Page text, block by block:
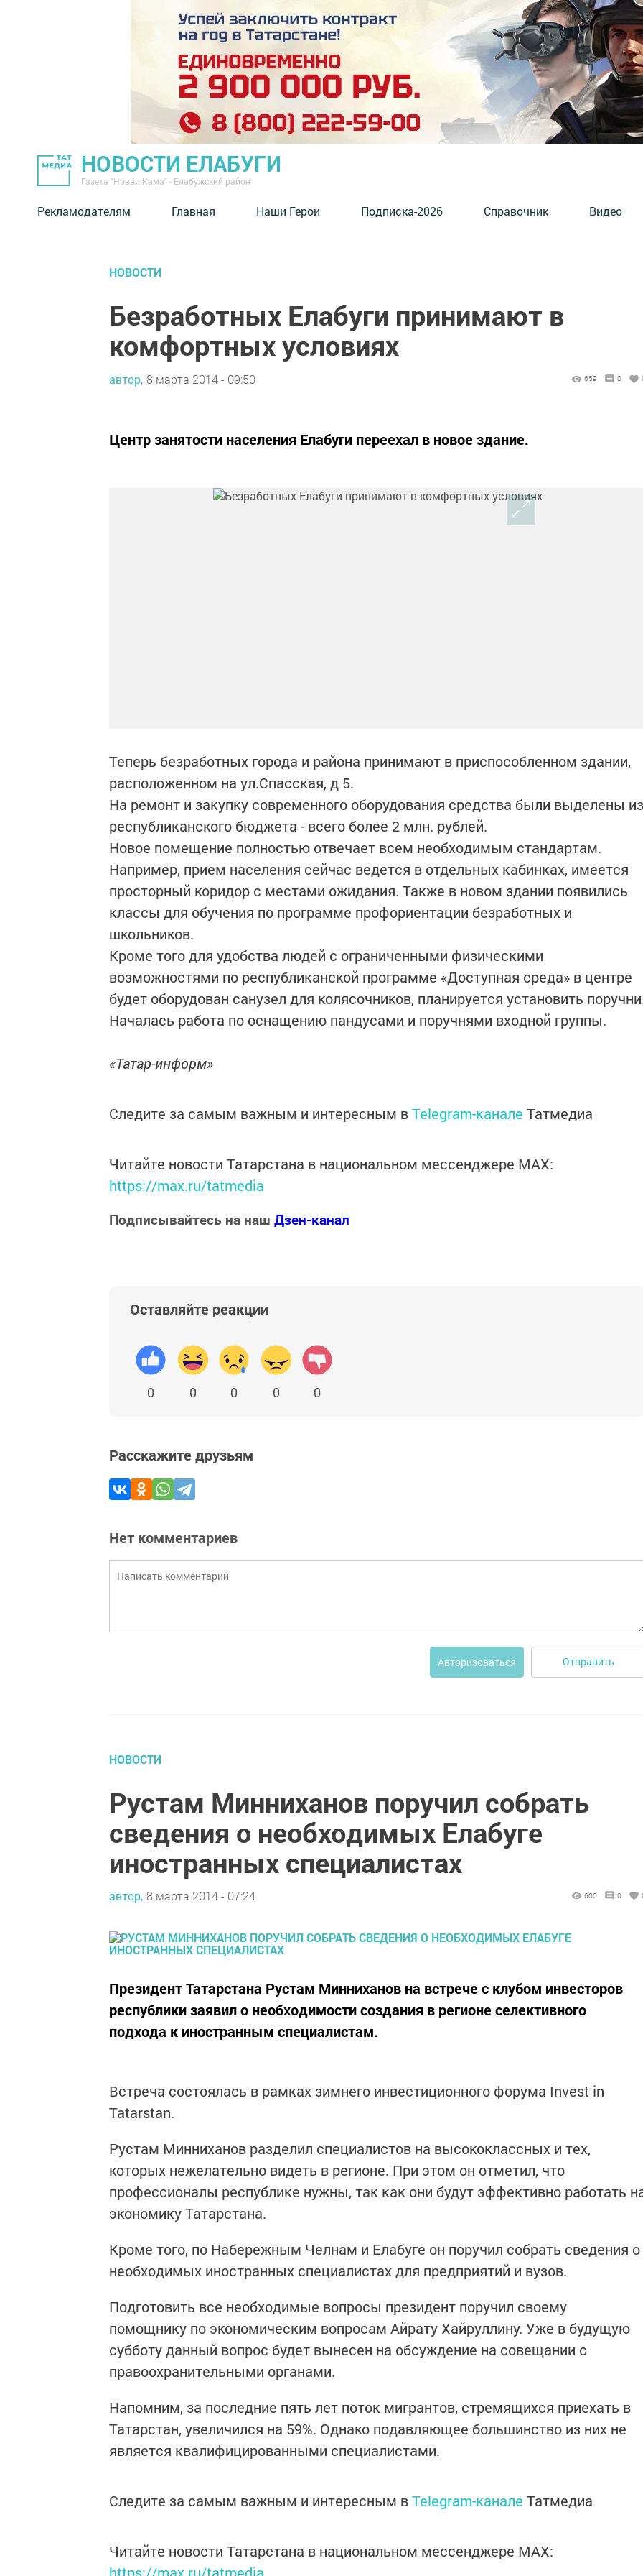
НОВОСТИ ЕЛАБУГИ
Газета "Новая Кама" - Елабужский район
Рекламодателям Главная Наши Герои Подписка-2026 Справочник Видео
НОВОСТИ
Безработных Елабуги принимают в
комфортных условиях
автор, 8 марта 2014 - 09:50 659 0
Центр занятости населения Елабуги переехал в новое здание.
Теперь безработных города и района принимают в приспособленном здании,
расположенном на ул.Спасская, д 5.
На ремонт и закупку современного оборудования средства были выделены из
республиканского бюджета - всего более 2 млн. рублей.
Новое помещение полностью отвечает всем необходимым стандартам.
Например, прием населения сейчас ведется в отдельных кабинках, имеется
просторный коридор с местами ожидания. Также в новом здании появились
классы для обучения по программе профориентации безработных и
школьников.
Кроме того для удобства людей с ограниченными физическими
возможностями по республиканской программе «Доступная среда» в центре
будет оборудован санузел для колясочников, планируется установить
Началась работа по оснащению пандусами и поручнями входной группы.
«Татар-информ»
Следите за самым важным и интересным вTelegram-канале Татмедиа
Читайте новости Татарстана в национальном мессенджере MАХ:
https://max.ru/tatmedia
Подписывайтесь на наш Дзен-канал
Оставляйте реакции
0 0 0 0 0
Расскажите друзьям
Нет комментариев
Авторизоваться Отправить
НОВОСТИ
Рустам Минниханов поручил собрать
сведения о необходимых Елабуге
иностранных специалистах
автор, 8 марта 2014 - 07:24 600 0
Президент Татарстана Рустам Минниханов на встрече с клубом инвесторов
республики заявил о необходимости создания в регионе селективного
подхода к иностранным специалистам.
Встреча состоялась в рамках зимнего инвестиционного форума Invest in
Tatarstan.
Рустам Минниханов разделил специалистов на высококлассных и тех,
которых нежелательно видеть в регионе. При этом он отметил, что
профессионалы республике нужны, так как они будут эффективно работать
экономику Татарстана.
Кроме того, по Набережным Челнам и Елабуге он поручил собрать сведения о
необходимых иностранных специалистах для предприятий и вузов.
Подготовить все необходимые вопросы президент поручил своему
помощнику по экономическим вопросам Айрату Хайруллину. Уже в будущую
субботу данный вопрос будет вынесен на обсуждение на совещании с
правоохранительными органами.
Напомним, за последние пять лет поток мигрантов, стремящихся приехать в
Татарстан, увеличился на 59%. Однако подавляющее большинство из них не
является квалифицированными специалистами.
Следите за самым важным и интересным вTelegram-канале Татмедиа
Читайте новости Татарстана в национальном мессенджере MАХ:
https://max.ru/tatmedia